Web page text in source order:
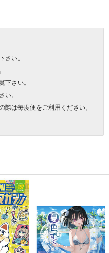
さい。
下さい。
い。
は毎度便をご利用ください。